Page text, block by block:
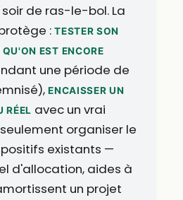
de ras-le-bol. La
:TESTER SON
EST ENCORE
une période de
ENCAISSER UN
RÉEL avec un vrai
organiser le
existants —
d'allocation, aides à
un projet